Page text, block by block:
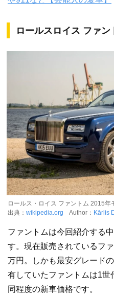
ロールスロイス ファン
ロールス・ロイス ファントム 2015年
出典： wikipedia.org Author： Kārlis
ファントムは今回紹介する
す。現在販売されているフ
万円。しかも最安グレード
有していたファントムは1世
同程度の新車価格です。